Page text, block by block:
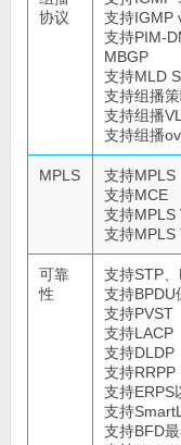
协议
支持IGMP
支持PIM-
MBGP
支持MLD
支持组播
支持组播
支持组播
MPLS
支持MPLS
支持MCE
支持MPLS
支持MPLS
可靠
性
支持STP
支持BPDU
支持PVST
支持LACP
支持DLDP
支持RRPP
支持ERPS
支持
支持BFD